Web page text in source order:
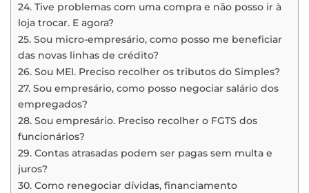
24. Tive problemas com uma compra e não posso ir à
loja trocar. E agora?
25. Sou micro-empresário, como posso me beneficiar
das novas linhas de crédito?
26. Sou MEI. Preciso recolher os tributos do Simples?
27. Sou empresário, como posso negociar salário dos
empregados?
28. Sou empresário. Preciso recolher o FGTS dos
funcionários?
29. Contas atrasadas podem ser pagas sem multa e
juros?
30. Como renegociar dívidas, financiamento